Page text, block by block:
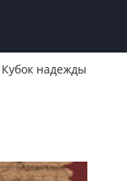
Кубок надежды